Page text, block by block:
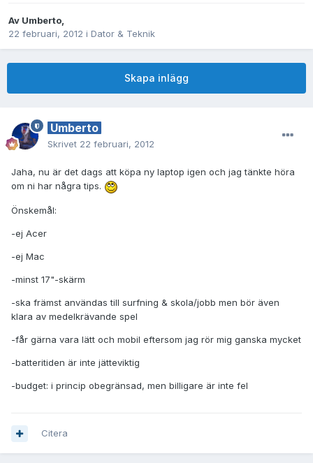
Av Umberto,
22 februari, 2012 i Dator & Teknik
Skapa inlägg
Umberto
Skrivet 22 februari, 2012
Jaha, nu är det dags att köpa ny laptop igen och jag tänkte höra
om ni har några tips.
Önskemål:
-ej Acer
-ej Mac
-minst 17"-skärm
-ska främst användas till surfning & skola/jobb men bör även
klara av medelkrävande spel
-får gärna vara lätt och mobil eftersom jag rör mig ganska mycket
-batteritiden är inte jätteviktig
-budget: i princip obegränsad, men billigare är inte fel
Citera